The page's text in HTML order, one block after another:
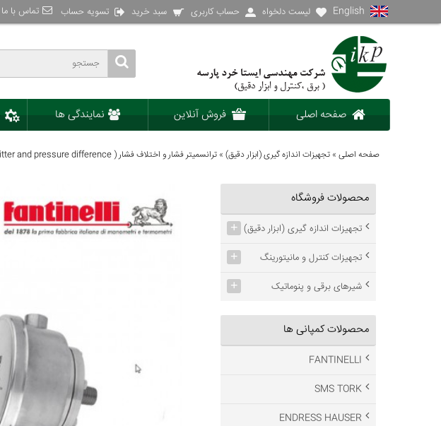
English لیست دلخواه حساب کاربری سبد خرید تسویه حساب تماس با ما
صفحه اصلی فروش آنلاین نمایندگی ها
صفحه اصلی » تجهیزات اندازه گیری (ابزار دقیق) » ترانسمیتر فشار و اختلاف فشار ( pressure Transmitter and pressure difference)
محصولات فروشگاه
تجهیزات اندازه گیری (ابزار دقیق) +
تجهیزات کنترل و مانیتورینگ +
شیرهای برقی و پنوماتیک +
محصولات کمپانی ها
FANTINELLI
SMS TORK
ENDRESS HAUSER